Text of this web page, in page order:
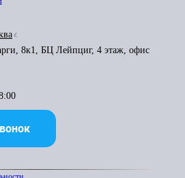
8к1, БЦ Лейпциг, 4 этаж, офис